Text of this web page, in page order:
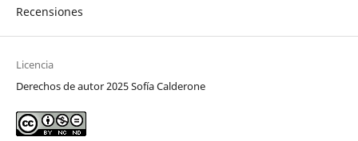
Recensiones
Licencia
Derechos de autor 2025 Sofía Calderone